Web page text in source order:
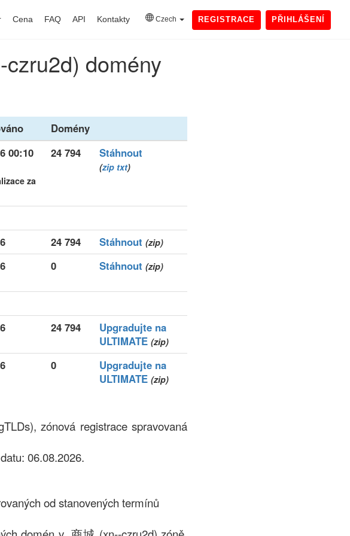
Cena FAQ API Kontakty Czech REGISTRACE PŘIHLÁŠENÍ
domény
Domény
00:10
za
24 794 Stáhnout
(zip txt)
24 794 Stáhnout (zip)
0 Stáhnout (zip)
24 794
Upgradujte na
ULTIMATE (zip)
0
Upgradujte na
ULTIMATE (zip)
zónová registrace spravovaná
06.08.2026.
od stanovených termínů